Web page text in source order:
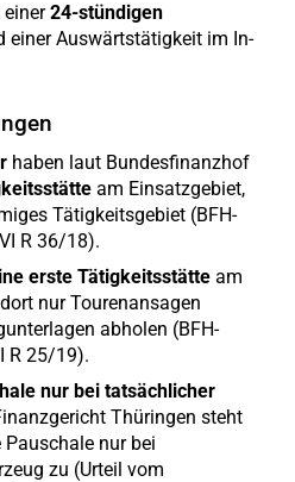
einer24-stündigen
einer Auswärtstätigkeit im In-
haben laut Bundesfinanzhof
am Einsatzgebiet,
Tätigkeitsgebiet (BFH-
R 36/18).
erste Tätigkeitsstätte am
nur Tourenansagen
abholen (BFH-
R 25/19).
nur bei tatsächlicher
Thüringen steht
nur bei
zu (Urteil vom